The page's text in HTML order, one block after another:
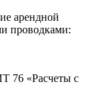
арендной
проводками:
76 «Расчеты с